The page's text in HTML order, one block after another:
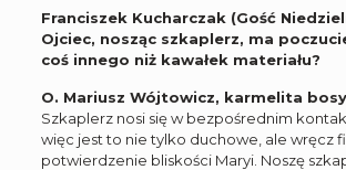
Franciszek Kucharczak (Gość
Ojciec, nosząc szkaplerz, ma
coś innego niż kawałek materiału?
O. Mariusz Wójtowicz, karmelita
Szkaplerz nosi się w bezpośrednim
więc jest to nie tylko duchowe, ale wręcz
potwierdzenie bliskości Maryi. Noszę